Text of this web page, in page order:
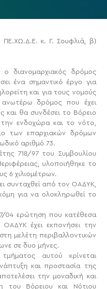
ΠΕ.ΧΩ.Δ.Ε. κ. Γ. Σουφλιά, β)
διανομαρχιακός δρόμος
ένα σημαντικό έργο για
και για τους νομούς
δρόμος που έχει
και θα συνδέσει το Βόρειο
ενδοχώρα και το νότο,
των επαρχιακών δρόμων
αριθμό 73.
718/97 του Συμβουλίου
υλοποιήθηκε το
6 χιλιομέτρων.
συνταχθεί από τον ΟΑΔΥΚ,
για να ολοκληρωθεί το
04 ερώτηση που κατέθεσα
έχει εκπονήσει την
μελέτη περιβαλλοντικών
σε δυο μήνες.
αυτού κρίνεται
και προστασία της
την μοναδική και
του Βόρειου και Νότιου